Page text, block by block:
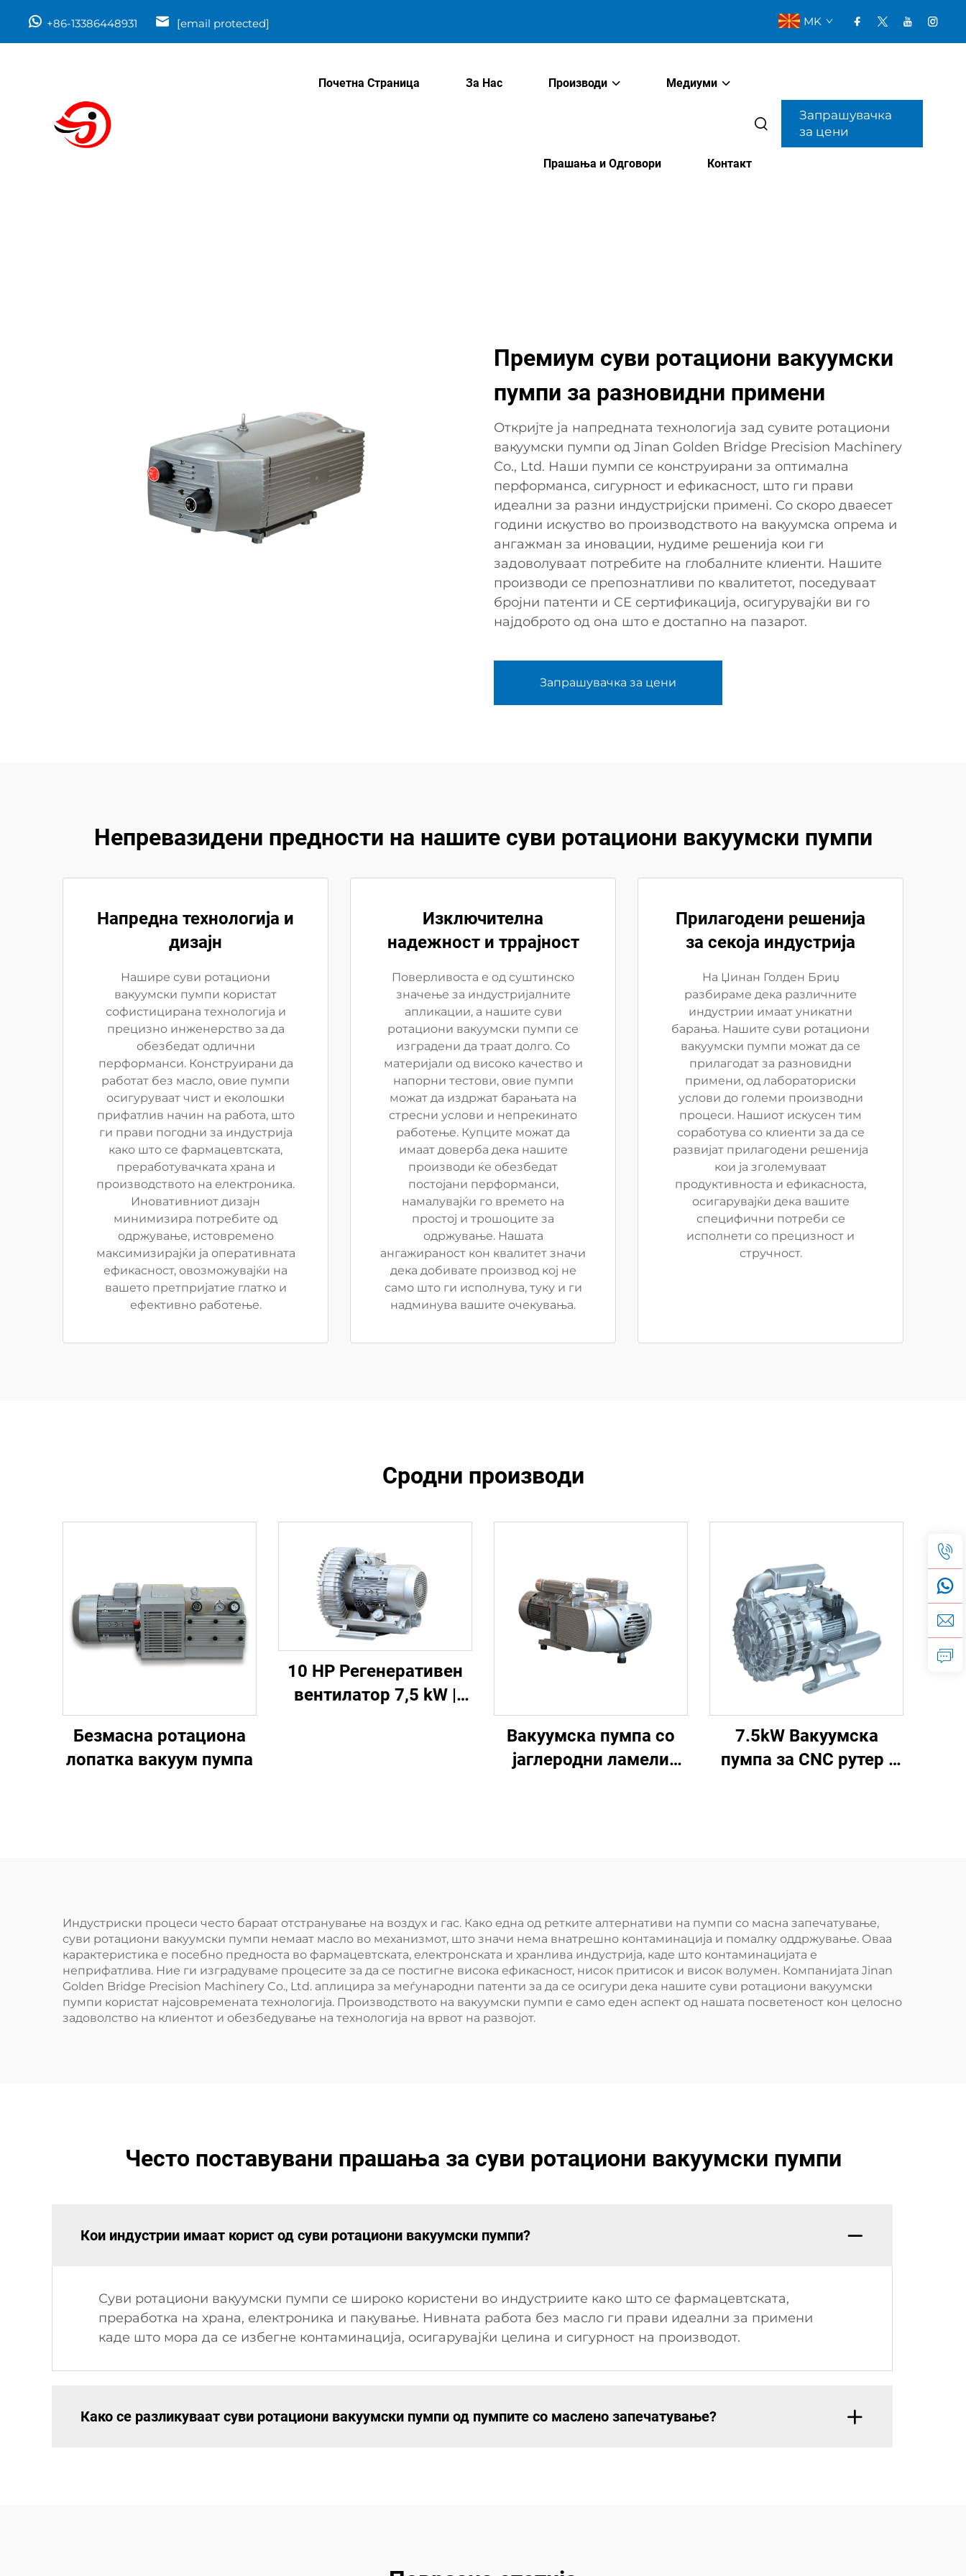
+86-13386448931 [email protected] MK
Почетна Страница За Нас Производи Медиуми
Прашања и Одговори Контакт
Запрашувачка
за цени
Премиум суви ротациони вакуумски
пумпи за разновидни примени
Откријте ја напредната технологија зад сувите ротациони
вакуумски пумпи од Jinan Golden Bridge Precision Machinery
Co., Ltd. Наши пумпи се конструирани за оптимална
перформанса, сигурност и ефикасност, што ги прави
идеални за разни индустријски применi. Со скоро дваесет
години искуство во производството на вакуумска опрема и
ангажман за иновации, нудиме решенија кои ги
задоволуваат потребите на глобалните клиенти. Нашите
производи се препознатливи по квалитетот, поседуваат
бројни патенти и CE сертификација, осигурувајќи ви го
најдоброто од она што е достапно на пазарот.
Запрашувачка за цени
Непревазидени предности на нашите суви ротациони вакуумски пумпи
Напредна технологија и
дизајн
Нашире суви ротациони
вакуумски пумпи користат
софистицирана технологија и
прецизно инженерство за да
обезбедат одлични
перформанси. Конструирани да
работат без масло, овие пумпи
осигуруваат чист и еколошки
прифатлив начин на работа, што
ги прави погодни за индустрија
како што се фармацевтската,
преработувачката храна и
производството на електроника.
Иновативниот дизајн
минимизира потребите од
одржување, истовремено
максимизирајќи ја оперативната
ефикасност, овозможувајќи на
вашето претпријатие глатко и
ефективно работење.
Изключителна
надежност и тррајност
Поверливоста е од суштинско
значење за индустријалните
апликации, а нашите суви
ротациони вакуумски пумпи се
изградени да траат долго. Со
материјали од високо качество и
напорни тестови, овие пумпи
можат да издржат барањата на
стресни услови и непрекинато
работење. Купците можат да
имаат доверба дека нашите
производи ќе обезбедат
постојани перформанси,
намалувајќи го времето на
простој и трошоците за
одржување. Нашата
ангажираност кон квалитет значи
дека добивате производ кој не
само што ги исполнува, туку и ги
надминува вашите очекувања.
Прилагодени решенија
за секоја индустрија
На Џинан Голден Бриџ
разбираме дека различните
индустрии имаат уникатни
барања. Нашите суви ротациони
вакуумски пумпи можат да се
прилагодат за разновидни
примени, од лабораториски
услови до големи производни
процеси. Нашиот искусен тим
соработува со клиенти за да се
развијат прилагодени решенија
кои ја зголемуваат
продуктивноста и ефикасноста,
осигарувајќи дека вашите
специфични потреби се
исполнети со прецизност и
стручност.
Сродни производи
Безмасна ротациона
лопатка вакуум пумпа
10 HP Регенеративен
вентилатор 7,5 kW |
Вакуумска пумпа со
јаглеродни ламели
7.5kW Вакуумска
пумпа за CNC рутер |
Индустриски процеси често бараат отстранување на воздух и гас. Како една од ретките алтернативи на пумпи со масна запечатување,
суви ротациони вакуумски пумпи немаат масло во механизмот, што значи нема внатрешно контаминација и помалку оддржување. Оваа
карактеристика е посебно предноста во фармацевтската, електронската и хранлива индустрија, каде што контаминацијата е
неприфатлива. Ние ги изградуваме процесите за да се постигне висока ефикасност, нисок притисок и висок волумен. Компанијата Jinan
Golden Bridge Precision Machinery Co., Ltd. аплицира за меѓународни патенти за да се осигури дека нашите суви ротациони вакуумски
пумпи користат најсовремената технологија. Производството на вакуумски пумпи е само еден аспект од нашата посветеност кон целосно
задоволство на клиентот и обезбедување на технологија на врвот на развојот.
Често поставувани прашања за суви ротациони вакуумски пумпи
Кои индустрии имаат корист од суви ротациони вакуумски пумпи?
Суви ротациони вакуумски пумпи се широко користени во индустриите како што се фармацевтската,
преработка на храна, електроника и пакување. Нивната работа без масло ги прави идеални за примени
каде што мора да се избегне контаминација, осигарувајќи целина и сигурност на производот.
Како се разликуваат суви ротациони вакуумски пумпи од пумпите со маслено запечатување?